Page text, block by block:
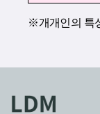
※개개인의 특